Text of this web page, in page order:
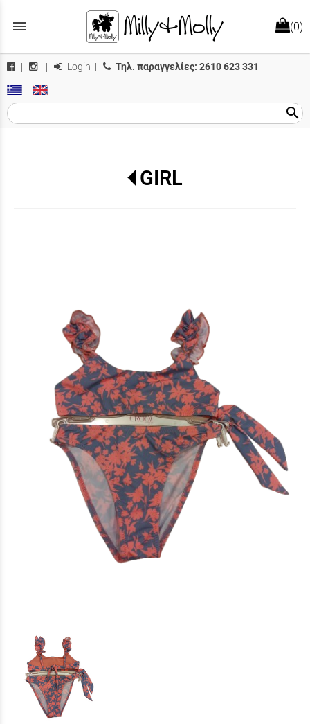
menu (0)
| | Login | Τηλ. παραγγελίες: 2610 623 331
search
GIRL